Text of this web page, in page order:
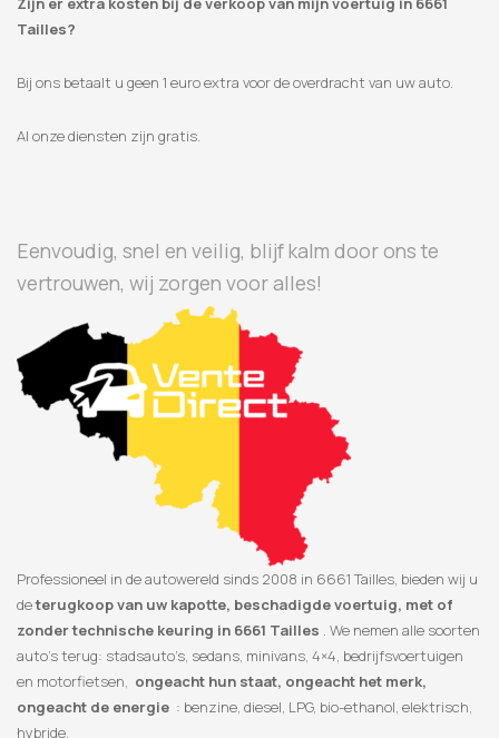
Tailles?
Bij ons betaalt u geen 1 euro extra voor de overdracht van uw auto.
Al onze diensten zijn gratis.
Eenvoudig, snel en veilig, blijf kalm door ons te
vertrouwen, wij zorgen voor alles!
Professioneel in de autowereld sinds 2008 in 6661 Tailles, bieden wij u
deterugkoop van uw kapotte, beschadigde voertuig, met of
zonder technische keuring in 6661 Tailles . We nemen alle soorten
auto’s terug: stadsauto’s, sedans, minivans, 4×4, bedrijfsvoertuigen
en motorfietsen, ongeacht hun staat, ongeacht het merk,
ongeacht de energie : benzine, diesel, LPG, bio-ethanol, elektrisch,
hybride.